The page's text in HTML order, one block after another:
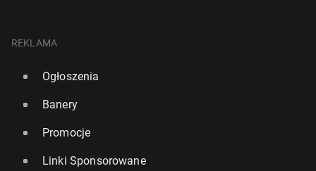
REKLAMA
Ogłoszenia
Banery
Promocje
Linki Sponsorowane